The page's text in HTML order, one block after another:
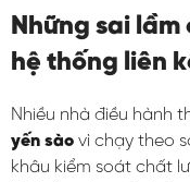
Những sai
hệ thống liên
Nhiều nhà điều hành
yến sào vì chạy theo
khâu kiểm soát chất